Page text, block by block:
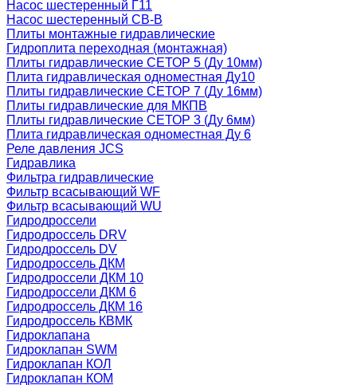
Насос шестеренный Г11
Насос шестеренный СВ-В
Плиты монтажные гидравлические
Гидроплита переходная (монтажная)
Плиты гидравлические СЕТОР 5 (Ду 10мм)
Плита гидравлическая одноместная Ду10
Плиты гидравлические СЕТОР 7 (Ду 16мм)
Плиты гидравлические для МКПВ
Плиты гидравлические СЕТОР 3 (Ду 6мм)
Плита гидравлическая одноместная Ду 6
Реле давления JCS
Гидравлика
Фильтра гидравлические
Фильтр всасывающий WF
Фильтр всасывающий WU
Гидродроссели
Гидродроссель DRV
Гидродроссель DV
Гидродроссель ДКМ
Гидродроссели ДКМ 10
Гидродроссели ДКМ 6
Гидродроссель ДКМ 16
Гидродроссель КВМК
Гидроклапана
Гидроклапан SWM
Гидроклапан КОЛ
Гидроклапан КОМ